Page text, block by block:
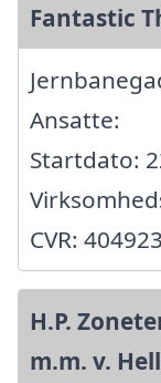
Fantastic
Ansatte:
Startdato:
CVR:
H.P.
m.m. v.